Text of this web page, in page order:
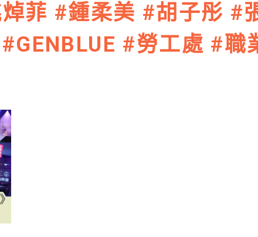
菲 #鍾柔美 #胡子彤 #
#勞工處 #職